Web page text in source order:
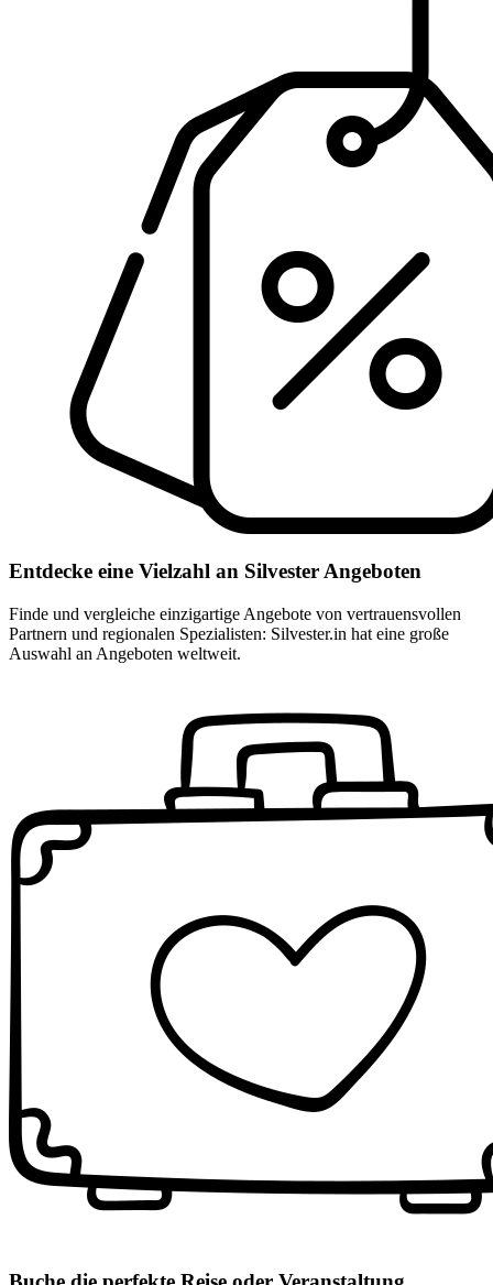
Entdecke eine Vielzahl an Silvester Angeboten
Finde und vergleiche einzigartige Angebote von vertrauensvollen
Partnern und regionalen Spezialisten: Silvester.in hat eine große
Auswahl an Angeboten weltweit.